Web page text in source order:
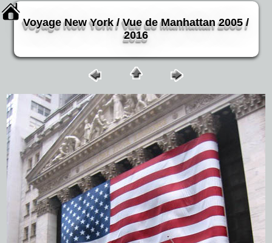
Voyage New York / Vue de Manhattan 2005 /
2016